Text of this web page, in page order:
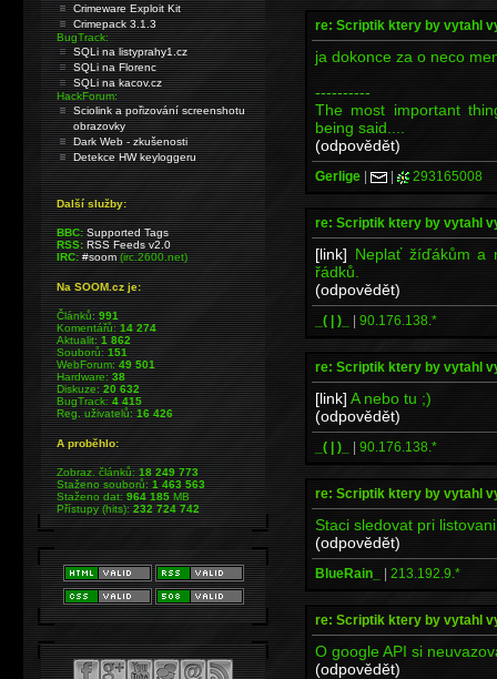
re: Scriptik ktery by vytahl
ja dokonce za o neco
----------
The most important
being said....
(odpovědět)
Gerlige | | 293165008
re: Scriptik ktery by vytahl
[link] Neplať žíďákům a
řádků.
(odpovědět)
_( | )_ | 90.176.138.*
re: Scriptik ktery by vytahl
[link] A nebo tu ;)
(odpovědět)
_( | )_ | 90.176.138.*
re: Scriptik ktery by vytahl
Staci sledovat pri
(odpovědět)
BlueRain_ | 213.192.9.*
re: Scriptik ktery by vytahl
O google API si
(odpovědět)
Crimeware Exploit Kit
Crimepack 3.1.3
BugTrack:
SQLi na listyprahy1.cz
SQLi na Florenc
SQLi na kacov.cz
HackForum:
Sciolink a pořizování screenshotu
obrazovky
Dark Web - zkušenosti
Detekce HW keyloggeru
Další služby:
BBC: Supported Tags
RSS: RSS Feeds v2.0
IRC: #soom(irc.2600.net)
Na SOOM.cz je:
Článků:991
Komentářů:14 274
Aktualit:1 862
Souborů:151
WebForum:49 501
Hardware:38
Diskuze:20 632
BugTrack:4 415
Reg. uživatelů:16 426
A proběhlo:
Zobraz. článků:18 249 773
Staženo souborů:1 463 563
Staženo dat:964 185MB
Přístupy (hits):232 724 742